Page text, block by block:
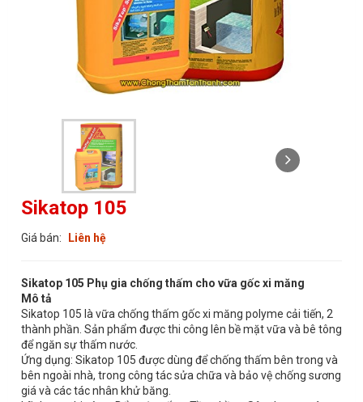
Sikatop 105
Giá bán: Liên hệ
Sikatop 105 Phụ gia chống thấm cho vữa gốc xi măng
Mô tả
Sikatop 105 là vữa chống thấm gốc xi măng polyme cải tiến, 2
thành phần. Sản phẩm được thi công lên bề mặt vữa và bê tông
để ngăn sự thấm nước.
Ứng dụng: Sikatop 105 được dùng để chống thấm bên trong và
bên ngoài nhà, trong công tác sửa chữa và bảo vệ chống sương
giá và các tác nhân khử băng.